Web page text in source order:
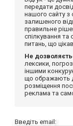
передати
нашого сайту з
залишеного
правильне
спілкування
питань, що
Не
лексики,
іншими
що ображають
розміщення
реклама та
Введіть email: